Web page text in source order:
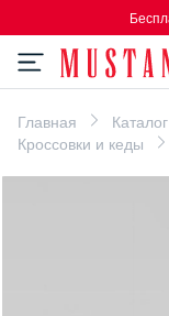
Главная
Кроссовки и кеды